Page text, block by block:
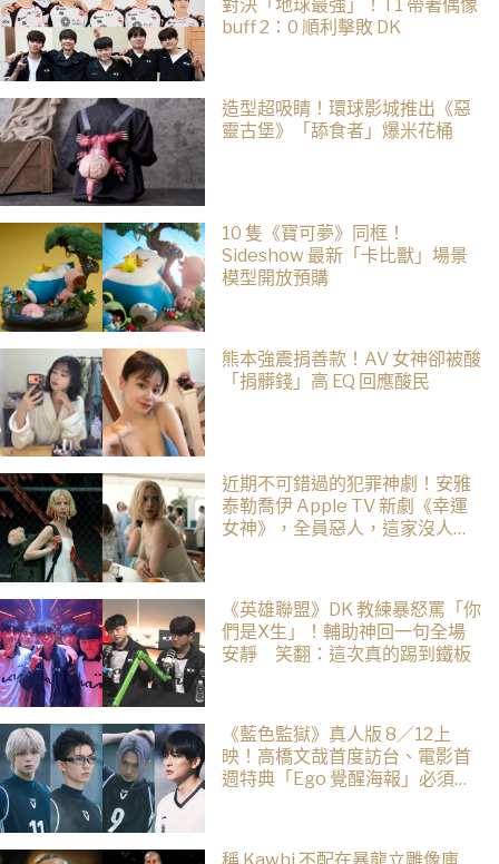
對決「地球最強」！T1 帶著偶像
buff 2：0 順利擊敗 DK
造型超吸睛！環球影城推出《惡
靈古堡》「舔食者」爆米花桶
10 隻《寶可夢》同框！
Sideshow 最新「卡比獸」場景
模型開放預購
熊本強震捐善款！AV 女神卻被酸
「捐髒錢」高 EQ 回應酸民
近期不可錯過的犯罪神劇！安雅
泰勒喬伊 Apple TV 新劇《幸運
女神》，全員惡人，這家沒人是
《英雄聯盟》DK 教練暴怒罵「你
們是X生」！輔助神回一句全場
安靜 笑翻：這次真的踢到鐵板
《藍色監獄》真人版 8／12上
映！高橋文哉首度訪台、電影首
週特典「Ego 覺醒海報」必須收
稱 Kawhi 不配在暴龍立雕像庫